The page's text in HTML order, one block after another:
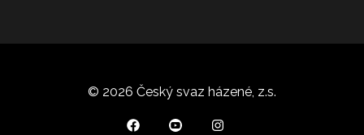
© 2026 Český svaz házené, z.s.